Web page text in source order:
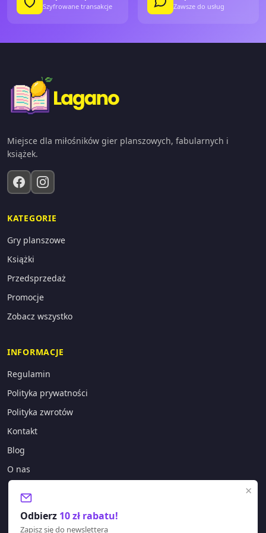
×
Odbierz 10 zł rabatu!
Zapisz się do newslettera
Szyfrowane transakcje Zawsze do usług
Miejsce dla miłośników gier planszowych, fabularnych i
książek.
KATEGORIE
Gry planszowe
Książki
Przedsprzedaż
Promocje
Zobacz wszystko
INFORMACJE
Regulamin
Polityka prywatności
Polityka zwrotów
Kontakt
Blog
O nas
KONTAKT
sklep@lagano.pl